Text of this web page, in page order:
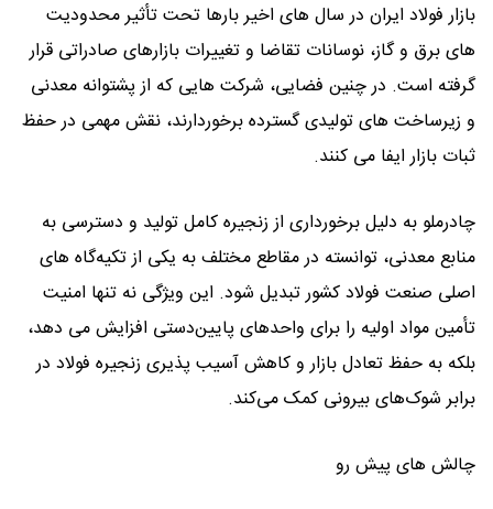
بازار فولاد ایران در سال ‌های اخیر بارها تحت تأثیر محدودیت‌
های برق و گاز، نوسانات تقاضا و تغییرات بازارهای صادراتی قرار
گرفته است. در چنین فضایی، شرکت ‌هایی که از پشتوانه معدنی
و زیرساخت ‌های تولیدی گسترده برخوردارند، نقش مهمی در حفظ
ثبات بازار ایفا می ‌کنند.
چادرملو به دلیل برخورداری از زنجیره کامل تولید و دسترسی به
منابع معدنی، توانسته در مقاطع مختلف به یکی از تکیه‌گاه‌ های
اصلی صنعت فولاد کشور تبدیل شود. این ویژگی نه تنها امنیت
تأمین مواد اولیه را برای واحدهای پایین‌دستی افزایش می‌ دهد،
بلکه به حفظ تعادل بازار و کاهش آسیب ‌پذیری زنجیره فولاد در
برابر شوک‌های بیرونی کمک می‌کند.
چالش‌ های پیش رو